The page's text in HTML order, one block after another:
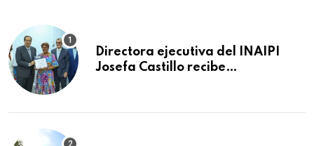
Directora ejecutiva del INAIPI
Josefa Castillo recibe